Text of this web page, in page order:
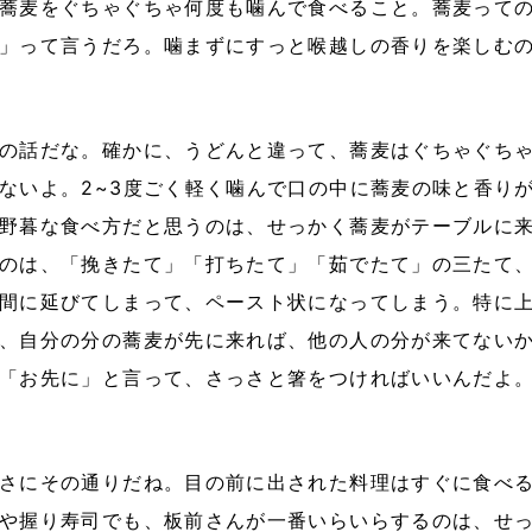
麦をぐちゃぐちゃ何度も噛んで食べること。蕎麦って
って言うだろ。噛まずにすっと喉越しの香りを楽しむ
話だな。確かに、うどんと違って、蕎麦はぐちゃぐち
いよ。2~3度ごく軽く噛んで口の中に蕎麦の味と香り
暮な食べ方だと思うのは、せっかく蕎麦がテーブルに
は、「挽きたて」「打ちたて」「茹でたて」の三たて
に延びてしまって、ペースト状になってしまう。特に
自分の分の蕎麦が先に来れば、他の人の分が来てない
お先に」と言って、さっさと箸をつければいいんだよ
にその通りだね。目の前に出された料理はすぐに食べ
握り寿司でも、板前さんが一番いらいらするのは、せ